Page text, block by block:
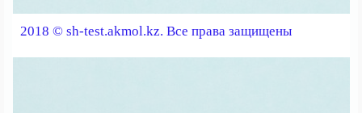
2018 © sh-test.akmol.kz. Все права защищены